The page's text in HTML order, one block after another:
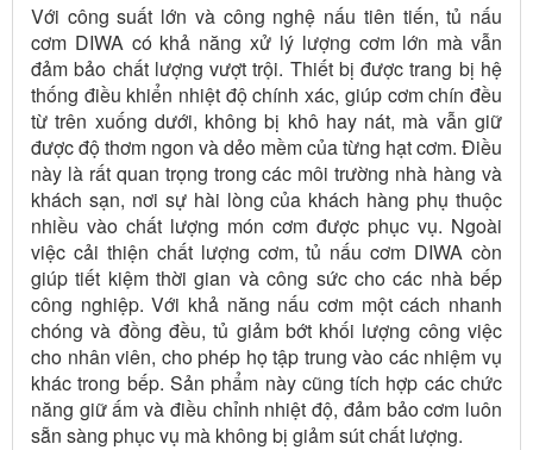
Với công suất lớn và công nghệ nấu tiên tiến, tủ nấu
cơm DIWA có khả năng xử lý lượng cơm lớn mà vẫn
đảm bảo chất lượng vượt trội. Thiết bị được trang bị hệ
thống điều khiển nhiệt độ chính xác, giúp cơm chín đều
từ trên xuống dưới, không bị khô hay nát, mà vẫn giữ
được độ thơm ngon và dẻo mềm của từng hạt cơm. Điều
này là rất quan trọng trong các môi trường nhà hàng và
khách sạn, nơi sự hài lòng của khách hàng phụ thuộc
nhiều vào chất lượng món cơm được phục vụ. Ngoài
việc cải thiện chất lượng cơm, tủ nấu cơm DIWA còn
giúp tiết kiệm thời gian và công sức cho các nhà bếp
công nghiệp. Với khả năng nấu cơm một cách nhanh
chóng và đồng đều, tủ giảm bớt khối lượng công việc
cho nhân viên, cho phép họ tập trung vào các nhiệm vụ
khác trong bếp. Sản phẩm này cũng tích hợp các chức
năng giữ ấm và điều chỉnh nhiệt độ, đảm bảo cơm luôn
sẵn sàng phục vụ mà không bị giảm sút chất lượng.